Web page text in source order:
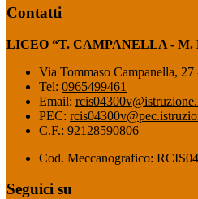
Contatti
LICEO “T. CAMPANELLA - M.
Via Tommaso Campanella,
Tel: 0965499461
Email:
PEC:
C.F.: 92128590806
Cod. Meccanografico:
Seguici su